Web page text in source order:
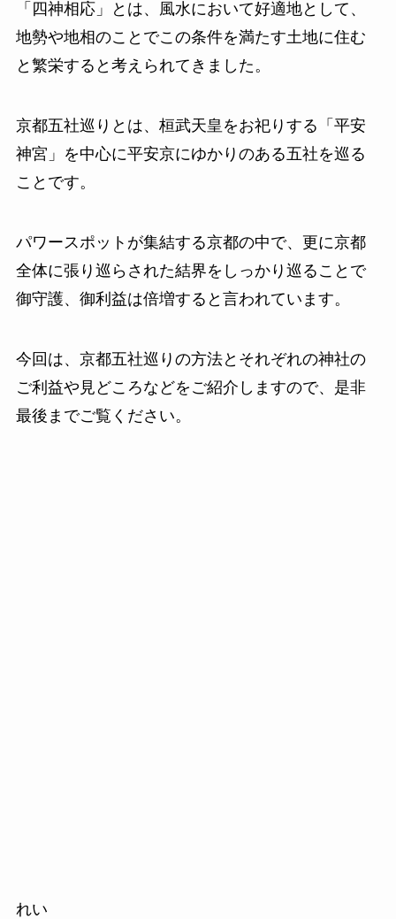
「四神相応」とは、風水において好適地として、
地勢や地相のことでこの条件を満たす土地に住む
と繁栄すると考えられてきました。
京都五社巡りとは、桓武天皇をお祀りする「平安
神宮」を中心に平安京にゆかりのある五社を巡る
ことです。
パワースポットが集結する京都の中で、更に京都
全体に張り巡らされた結界をしっかり巡ることで
御守護、御利益は倍増すると言われています。
今回は、京都五社巡りの方法とそれぞれの神社の
ご利益や見どころなどをご紹介しますので、是非
最後までご覧ください。
れい